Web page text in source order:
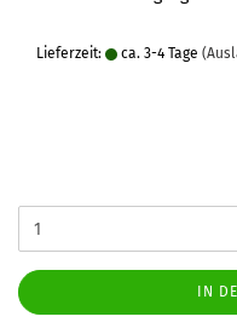
Lieferzeit: ca. 3-4 Tage
IN